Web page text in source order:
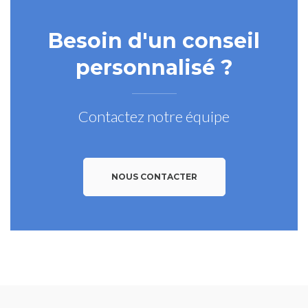
Besoin d'un conseil
personnalisé ?
Contactez notre équipe
NOUS CONTACTER